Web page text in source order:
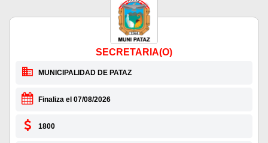
SECRETARIA(O)
MUNICIPALIDAD DE PATAZ
Finaliza el 07/08/2026
1800